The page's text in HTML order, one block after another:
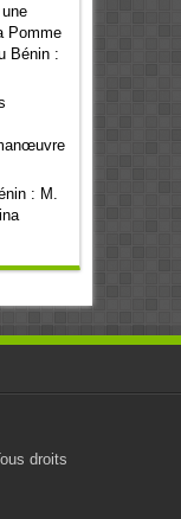
Pomme
Bénin :
: M.
droits